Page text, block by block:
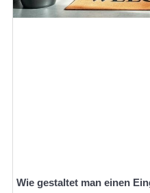
Wie gestaltet man einen